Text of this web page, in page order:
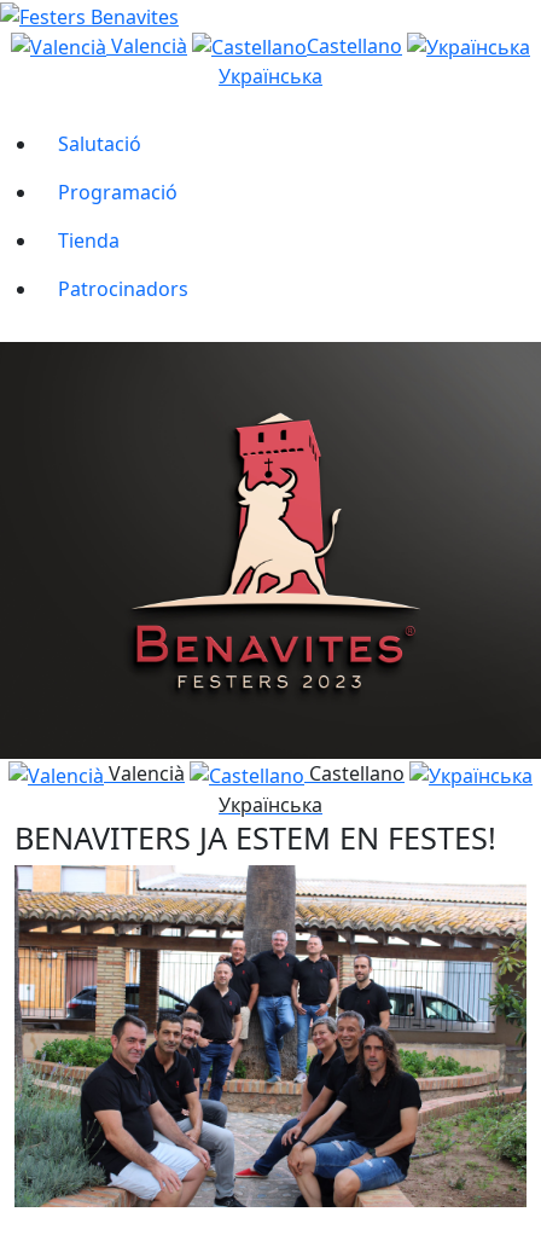
Valencià
Castellano
Українська
Salutació
Programació
Tienda
Patrocinadors
Valencià
Castellano
Українська
BENAVITERS JA ESTEM EN FESTES!